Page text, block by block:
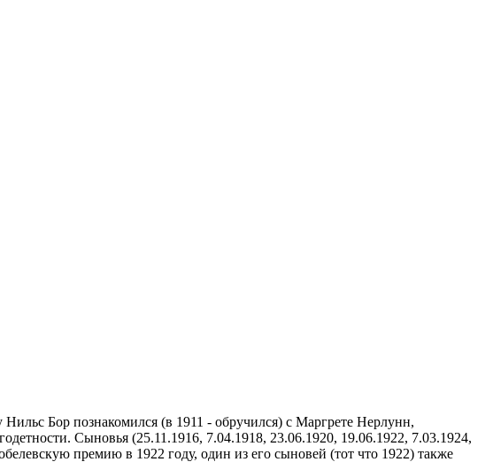
Бор познакомился (в 1911 - обручился) с Маргрете Нерлунн,
Сыновья (25.11.1916, 7.04.1918, 23.06.1920, 19.06.1922, 7.03.1924,
премию в 1922 году, один из его сыновей (тот что 1922) также